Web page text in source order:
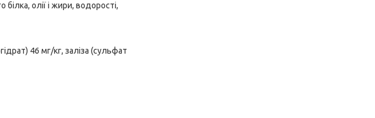
олії і жири, водорості,
46 мг/кг, заліза (сульфат